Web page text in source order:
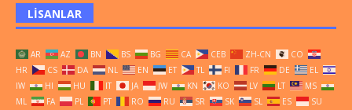
LISANLAR
AR AZ BN BS BG CA CEB ZH-CN
CO
HR
CS DA NL EN ET TL FI FR DE
EL
IW
HI HU IT JA JW KN KO LV LT
MS
ML
FA PL PT RO RU SR SK SL ES
SU